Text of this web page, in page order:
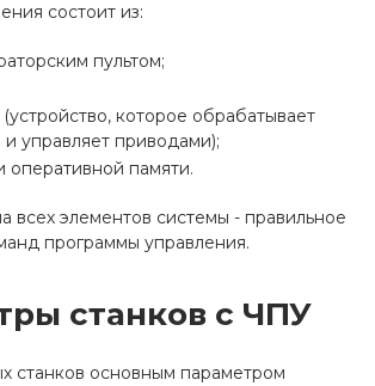
состоит из:
пультом;
которое обрабатывает
управляет приводами);
оперативной памяти.
всех элементов системы - правильное
программы управления.
станков с ЧПУ
станков основным параметром